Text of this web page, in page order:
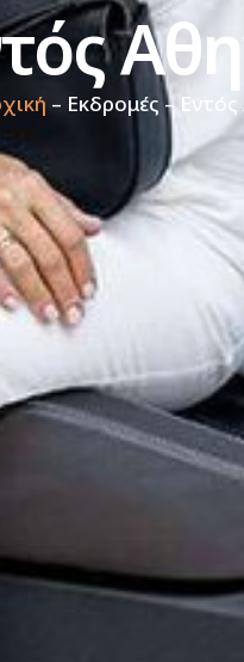
– Εκδρομές –